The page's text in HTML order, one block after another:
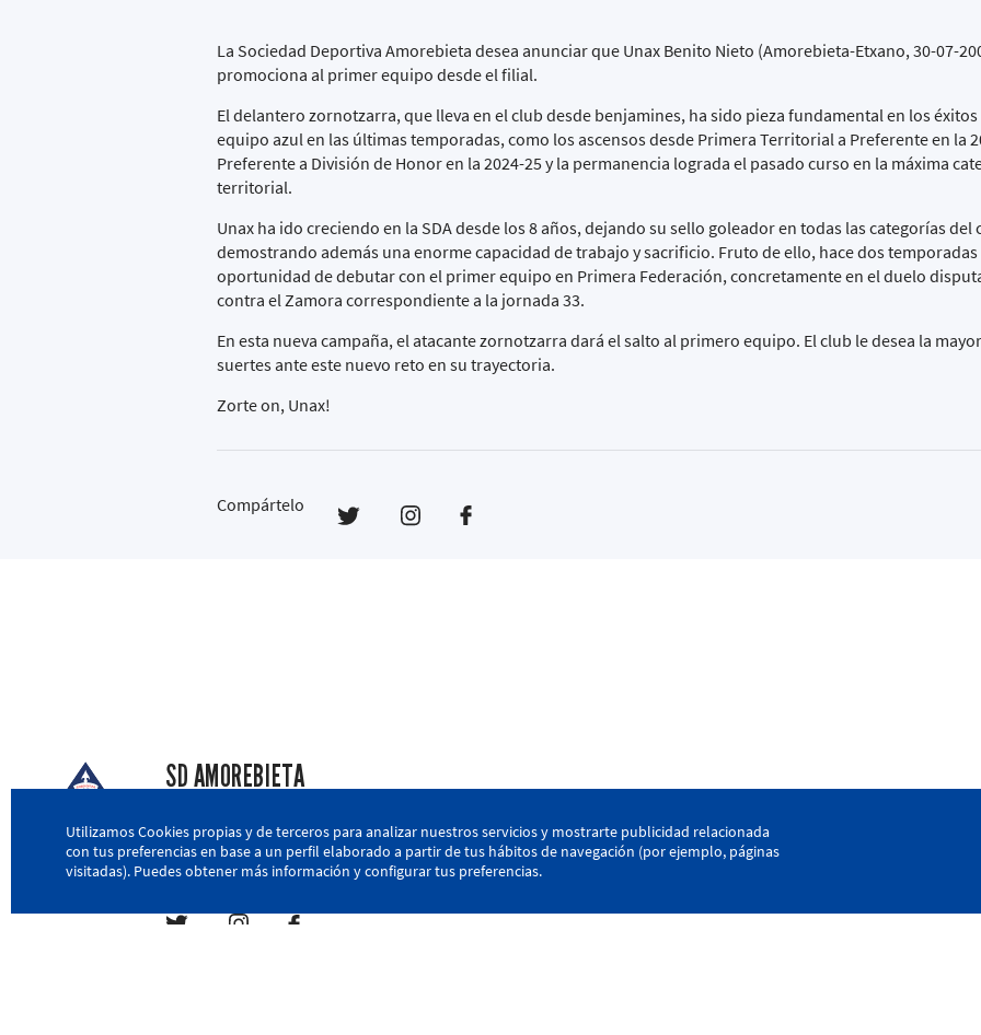
La Sociedad Deportiva Amorebieta desea anunciar que Unax Benito Nieto (Amorebieta-Etxano, 30-07-
promociona al primer equipo desde el filial.
El delantero zornotzarra, que lleva en el club desde benjamines, ha sido pieza fundamental en los
equipo azul en las últimas temporadas, como los ascensos desde Primera Territorial a Preferente en la
Preferente a División de Honor en la 2024-25 y la permanencia lograda el pasado curso en la máxima
territorial.
Unax ha ido creciendo en la SDA desde los 8 años, dejando su sello goleador en todas las categorías del
demostrando además una enorme capacidad de trabajo y sacrificio. Fruto de ello, hace dos temporadas
oportunidad de debutar con el primer equipo en Primera Federación, concretamente en el duelo
contra el Zamora correspondiente a la jornada 33.
En esta nueva campaña, el atacante zornotzarra dará el salto al primero equipo. El club le desea la
suertes ante este nuevo reto en su trayectoria.
Zorte on, Unax!
Compártelo
SD AMOREBIETA
946 604 751 | sda@sdamorebieta.eus
Utilizamos Cookies propias y de terceros para analizar nuestros servicios y mostrarte publicidad relacionada
con tus preferencias en base a un perfil elaborado a partir de tus hábitos de navegación (por ejemplo, páginas
visitadas). Puedes obtener más información y configurar tus preferencias.